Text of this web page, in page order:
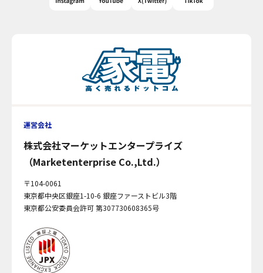
運営会社
株式会社マーケットエンタープライズ
（Marketenterprise Co.,Ltd.）
〒104-0061
東京都中央区銀座1-10-6 銀座ファーストビル3階
東京都公安委員会許可 第307730608365号